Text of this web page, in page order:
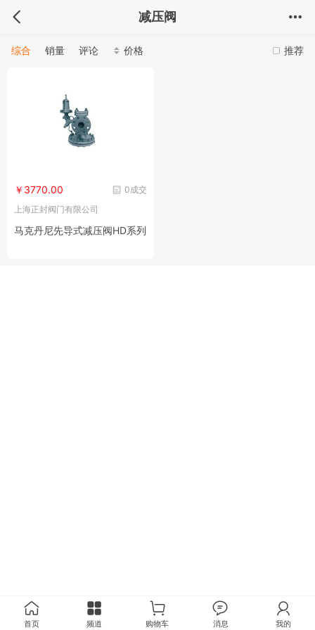
减压阀
推荐
综合 销量 评论 价格
0成交
￥3770.00
上海正封阀门有限公司
马克丹尼先导式减压阀HD系列
首页 频道 购物车 消息 我的